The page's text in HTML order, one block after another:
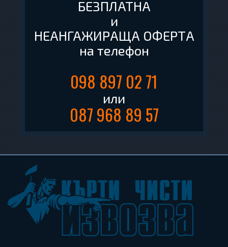
БЕЗПЛАТНА
и
НЕАНГАЖИРАЩА ОФЕРТА
на телефон
098 897 02 71
или
087 968 89 57